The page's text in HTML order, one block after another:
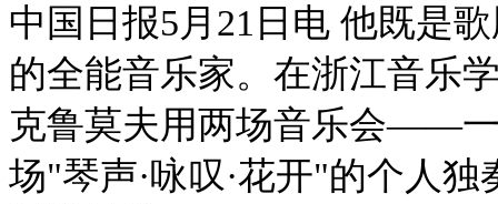
中国日报5月21日电 他既是
的全能音乐家。在浙江音乐
克鲁莫夫用两场音乐会——
场"琴声·咏叹·花开"的个人